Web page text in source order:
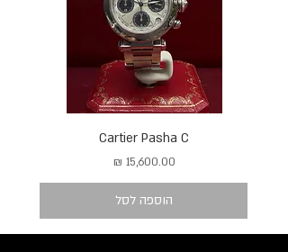
Cartier Pasha C
מחיר
הוספה לסל